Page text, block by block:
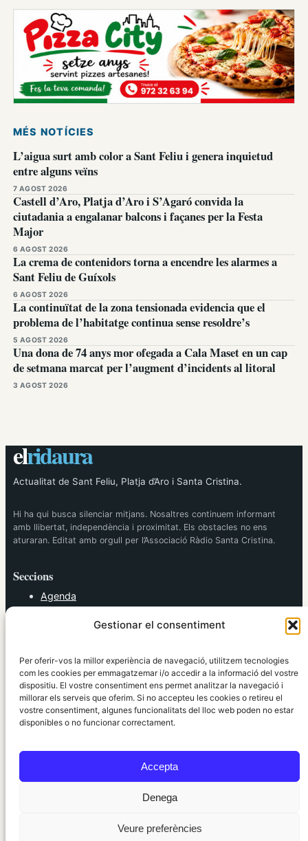
Gestionar el consentiment
Per oferir-vos la millor experiència de navegació, utilitzem tecnologies
com les cookies per emmagatzemar i/o accedir a la informació del vostre
dispositiu. El vostre consentiment ens permet analitzar la navegació i
millorar els serveis que oferim. Si no accepteu les cookies o retireu el
vostre consentiment, algunes funcionalitats del lloc web poden no estar
disponibles o no funcionar correctament.
Accepta
Denega
Veure preferències
MÉS NOTÍCIES
L’aigua surt amb color a Sant Feliu i genera inquietud
entre alguns veïns
7 AGOST 2026
Castell d’Aro, Platja d’Aro i S’Agaró convida la
ciutadania a engalanar balcons i façanes per la Festa
Major
6 AGOST 2026
La crema de contenidors torna a encendre les alarmes a
Sant Feliu de Guíxols
6 AGOST 2026
La continuïtat de la zona tensionada evidencia que el
problema de l’habitatge continua sense resoldre’s
5 AGOST 2026
Una dona de 74 anys mor ofegada a Cala Maset en un cap
de setmana marcat per l’augment d’incidents al litoral
3 AGOST 2026
elridaura
Actualitat de Sant Feliu, Platja d’Aro i Santa Cristina.
Hi ha qui busca silenciar mitjans. Nosaltres continuem informant
amb llibertat, independència i proximitat. Els obstacles no ens
aturaran. Editat amb orgull per l’Associació Ràdio Santa Cristina.
Seccions
Agenda
Política
Societat
Tendències
elRidaura.com